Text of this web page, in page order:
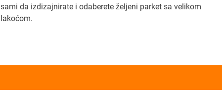
sami da izdizajnirate i odaberete željeni parket sa velikom
lakoćom.